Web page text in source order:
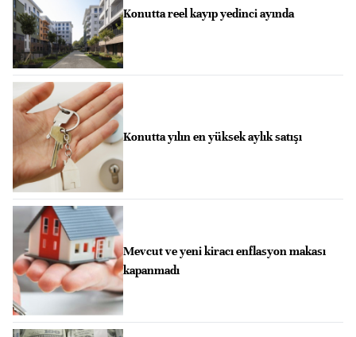
Konutta reel kayıp yedinci ayında
Konutta yılın en yüksek aylık satışı
Mevcut ve yeni kiracı enflasyon makası
kapanmadı